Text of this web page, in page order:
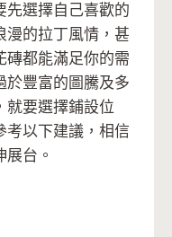
先選擇自己喜歡的
漫的拉丁風情，甚
磚都能滿足你的需
於豐富的圖騰及多
就要選擇鋪設位
考以下建議，相信
台。